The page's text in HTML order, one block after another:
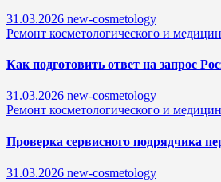
31.03.2026 new-cosmetology
Ремонт косметологического и
Как подготовить ответ на запрос
31.03.2026 new-cosmetology
Ремонт косметологического и
Проверка сервисного подрядчика
31.03.2026 new-cosmetology